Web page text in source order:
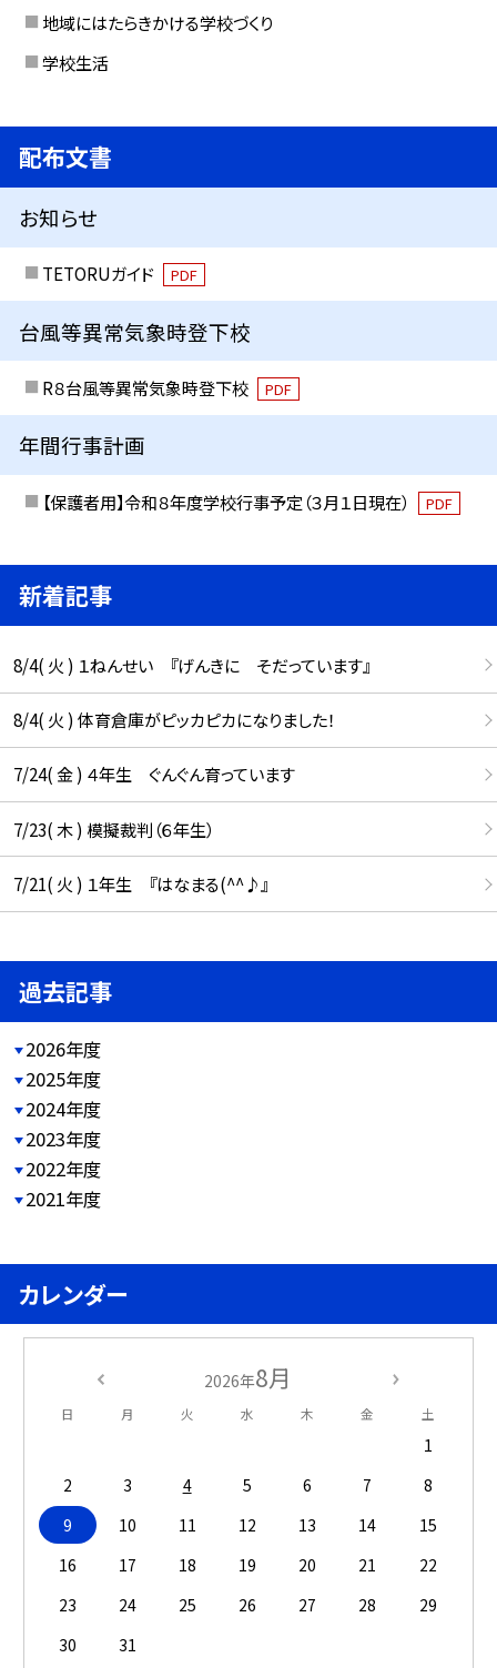
地域にはたらきかける学校づくり
学校生活
配布文書
お知らせ
TETORUガイド PDF
台風等異常気象時登下校
R８台風等異常気象時登下校 PDF
年間行事計画
【保護者用】令和８年度学校行事予定（３月１日現在） PDF
新着記事
8/4( 火 ) １ねんせい 『げんきに そだっています』
8/4( 火 ) 体育倉庫がピッカピカになりました！
7/24( 金 ) ４年生 ぐんぐん育っています
7/23( 木 ) 模擬裁判（６年生）
7/21( 火 ) １年生 『はなまる(^^♪』
過去記事
2026年度
2025年度
2024年度
2023年度
2022年度
2021年度
カレンダー
2026年8月
日 月 火 水 木 金 土
1
2
3 4 5 6 7
8
9
10 11 12 13 14
15
16
17 18 19 20 21
22
23
24 25 26 27 28
29
30
31